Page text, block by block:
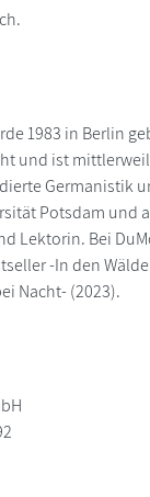
1983 in Berlin
und ist
Germanistik
Potsdam und
Lektorin. Bei
-In den
Nacht- (2023).